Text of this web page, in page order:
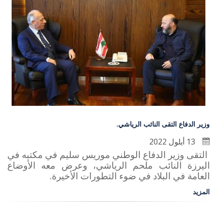
وزير الدفاع التقى النائب الرياشي.
التقى وزير الدفاع الوطني موريس سليم في مكتبه في
اليرزة النائب ملحم الرياشي، وعرض معه الأوضاع
العامة في البلاد في ضوء التطورات الأخيرة.
المزيد